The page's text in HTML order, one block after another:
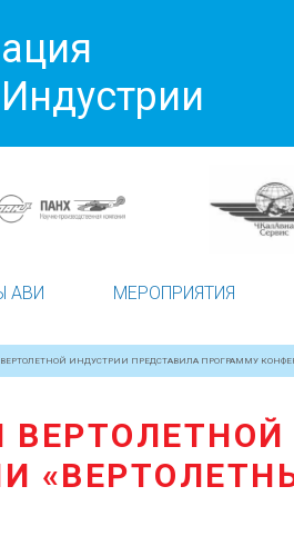
АВИ МЕРОПРИЯТИЯ
ИНДУСТРИИ ПРЕДСТАВИЛА ПРОГРАММУ